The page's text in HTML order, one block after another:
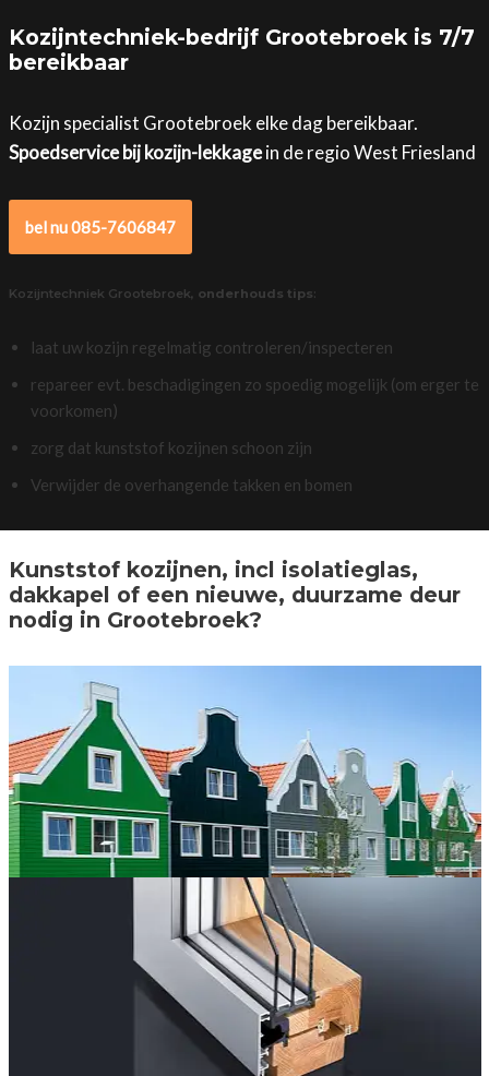
Kozijntechniek-bedrijf Grootebroek is 7/7
bereikbaar
Kozijn specialist Grootebroek elke dag bereikbaar.
Spoedservice bij kozijn-lekkagein de regio West Friesland
bel nu 085-7606847
Kozijntechniek Grootebroek, onderhouds tips:
laat uw kozijn regelmatig controleren/inspecteren
repareer evt. beschadigingen zo spoedig mogelijk (om erger te
voorkomen)
zorg dat kunststof kozijnen schoon zijn
Verwijder de overhangende takken en bomen
Kunststof kozijnen, incl isolatieglas,
dakkapel of een nieuwe, duurzame deur
nodig in Grootebroek?